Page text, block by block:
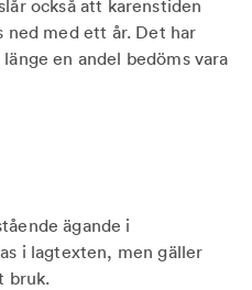
också att karenstiden
ned med ett år. Det har
en andel bedöms vara
ägande i
i lagtexten, men gäller
bruk.